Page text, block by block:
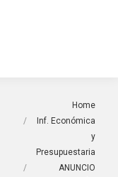
Home
Inf. Económica
y
Presupuestaria
ANUNCIO